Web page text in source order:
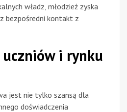
władz, młodzież zyska
bezpośredni kontakt z
i rynku
jest nie tylko szansą dla
doświadczenia